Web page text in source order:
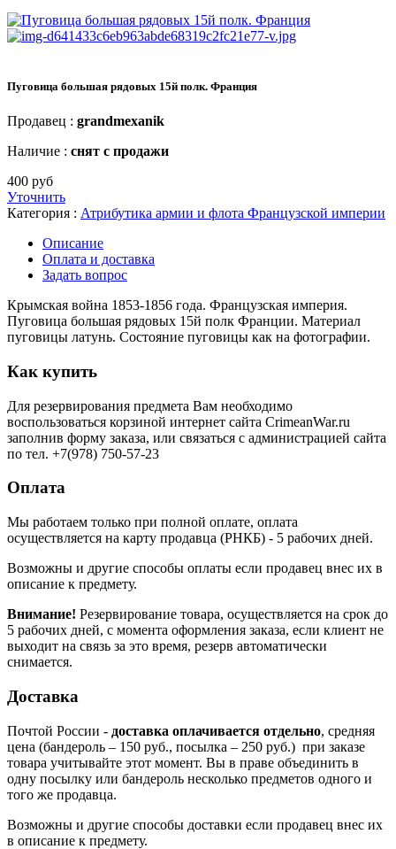
Пуговица большая рядовых 15й полк. Франция
Продавец : grandmexanik
Наличие : снят с продажи
400 руб
Уточнить
Категория : Атрибутика армии и флота Французской империи
Описание
Оплата и доставка
Задать вопрос
Крымская война 1853-1856 года. Французская империя.
Пуговица большая рядовых 15й полк Франции. Материал
пуговицы латунь. Состояние пуговицы как на фотографии.
Как купить
Для резервирования предмета Вам необходимо
воспользоваться корзиной интернет сайта CrimeanWar.ru
заполнив форму заказа, или связаться с администрацией сайта
по тел. +7(978) 750-57-23
Оплата
Мы работаем только при полной оплате, оплата
осуществляется на карту продавца (РНКБ) - 5 рабочих дней.
Возможны и другие способы оплаты если продавец внес их в
описание к предмету.
Внимание! Резервирование товара, осуществляется на срок до
5 рабочих дней, с момента оформления заказа, если клиент не
выходит на связь за это время, резерв автоматически
снимается.
Доставка
Почтой России - доставка оплачивается отдельно, средняя
цена (бандероль – 150 руб., посылка – 250 руб.) при заказе
товара учитывайте этот момент. Вы в праве объединить в
одну посылку или бандероль несколько предметов одного и
того же продавца.
Возможны и другие способы доставки если продавец внес их
в описание к предмету.